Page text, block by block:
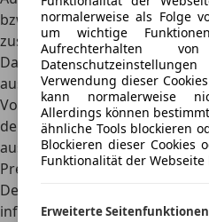
bzw. V30-Turbo, während die
zusätzlich das Kürzel E erhielten.
Darüber hinaus konnte der
ausgestattet werden mit
Vordersitze oder einer
den 1980er-Jahren ist der
ausgerüstet.
Preis
Der Neupreis für einen Nissan
inflationsbereinigt und
normalerweise als Folge
um wichtige
Aufrechterhalten
Verwendung dieser
kann normalerweise
Allerdings können
ähnliche Tools blockieren
Blockieren dieser Cookies
Funktionalität der
Erweiterte Seitenfunktionen